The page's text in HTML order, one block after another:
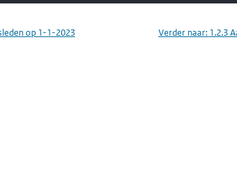
op 1-1-2023 Verder naar: 1.2.3